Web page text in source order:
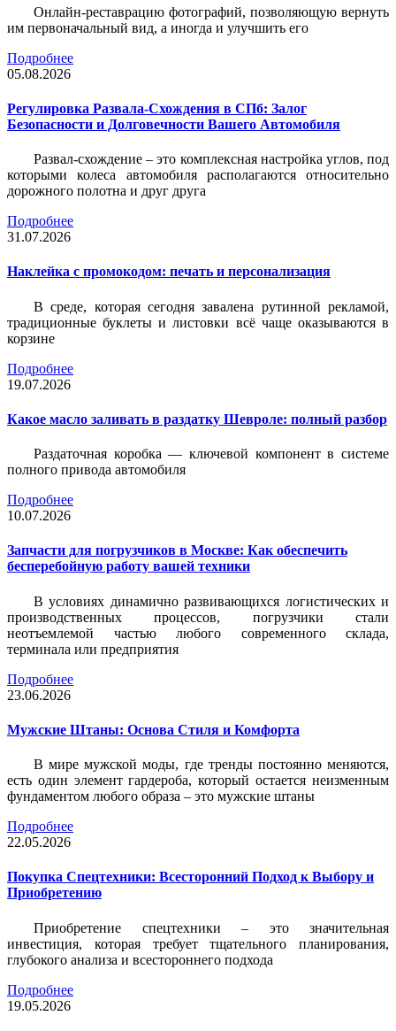
Онлайн-реставрацию фотографий, позволяющую вернуть
им первоначальный вид, а иногда и улучшить его
Подробнее
05.08.2026
Регулировка Развала-Схождения в СПб: Залог
Безопасности и Долговечности Вашего Автомобиля
Развал-схождение – это комплексная настройка углов, под
которыми колеса автомобиля располагаются относительно
дорожного полотна и друг друга
Подробнее
31.07.2026
Наклейка c промокодом: печать и персонализация
В среде, которая сегодня завалена рутинной рекламой,
традиционные буклеты и листовки всё чаще оказываются в
корзине
Подробнее
19.07.2026
Какое масло заливать в раздатку Шевроле: полный разбор
Раздаточная коробка — ключевой компонент в системе
полного привода автомобиля
Подробнее
10.07.2026
Запчасти для погрузчиков в Москве: Как обеспечить
бесперебойную работу вашей техники
В условиях динамично развивающихся логистических и
производственных процессов, погрузчики стали
неотъемлемой частью любого современного склада,
терминала или предприятия
Подробнее
23.06.2026
Мужские Штаны: Основа Стиля и Комфорта
В мире мужской моды, где тренды постоянно меняются,
есть один элемент гардероба, который остается неизменным
фундаментом любого образа – это мужские штаны
Подробнее
22.05.2026
Покупка Спецтехники: Всесторонний Подход к Выбору и
Приобретению
Приобретение спецтехники – это значительная
инвестиция, которая требует тщательного планирования,
глубокого анализа и всестороннего подхода
Подробнее
19.05.2026